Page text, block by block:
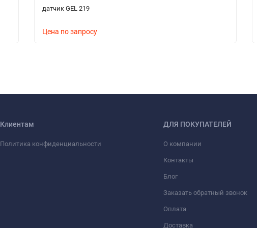
датчик GEL 219
Цена по запросу
Клиентам
Политика конфиденциальности
ДЛЯ ПОКУПАТЕЛЕЙ
О компании
Контакты
Блог
Заказать обратный звонок
Оплата
Доставка